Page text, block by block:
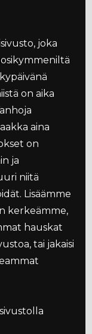
joka
on aika
aina
on
ja
niitä
Lisäämme
kerkeämme,
hauskat
tai jakaisi